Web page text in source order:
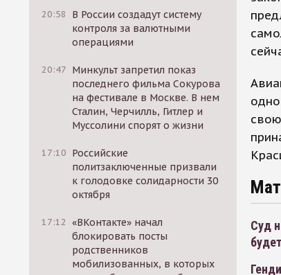
20:58
В России создадут систему
контроля за валютными
операциями
20:47 Минкульт запретил показ
последнего фильма Сокурова
на фестивале в Москве. В нем
Сталин, Черчилль, Гитлер и
Муссолини спорят о жизни
17:10 Российские
политзаключенные призвали
к голодовке солидарности 30
октября
17:12 «ВКонтакте» начал
блокировать посты
родственников
мобилизованных, в которых
Суд